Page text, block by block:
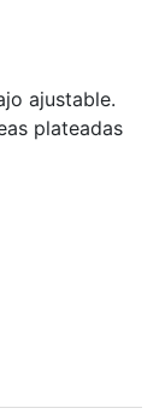
ajustable.
plateadas